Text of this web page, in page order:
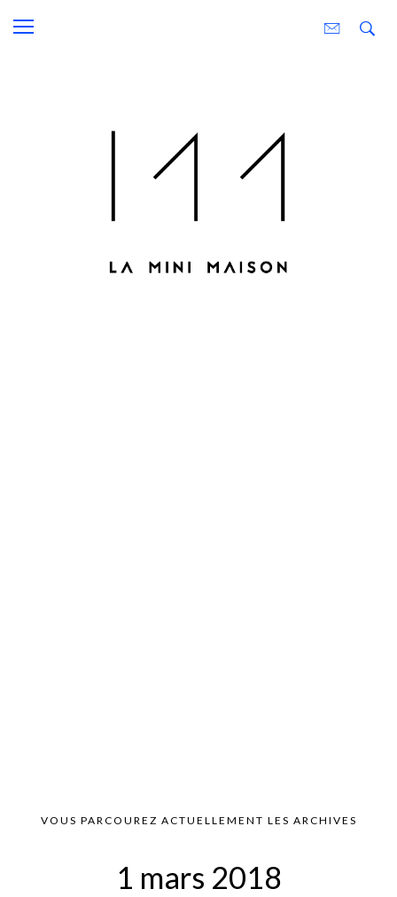
VOUS PARCOUREZ ACTUELLEMENT LES ARCHIVES
1 mars 2018